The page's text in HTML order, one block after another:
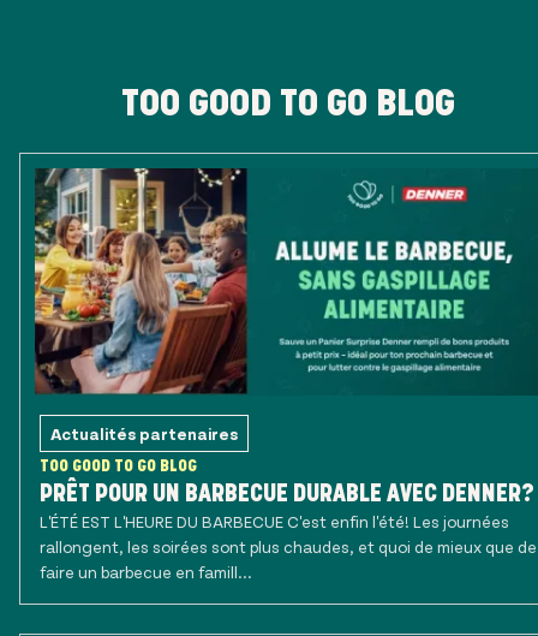
TOO GOOD TO GO BLOG
Actualités partenaires
TOO GOOD TO GO BLOG
PRÊT POUR UN BARBECUE DURABLE AVEC DENNER?
L'ÉTÉ EST L'HEURE DU BARBECUE C'est enfin l'été! Les journées
rallongent, les soirées sont plus chaudes, et quoi de mieux que de
faire un barbecue en famill...